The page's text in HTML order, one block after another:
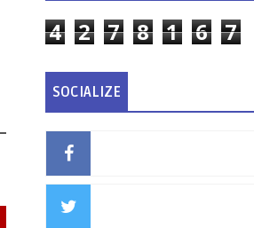
4 2 7 8 1 6 7
SOCIALIZE